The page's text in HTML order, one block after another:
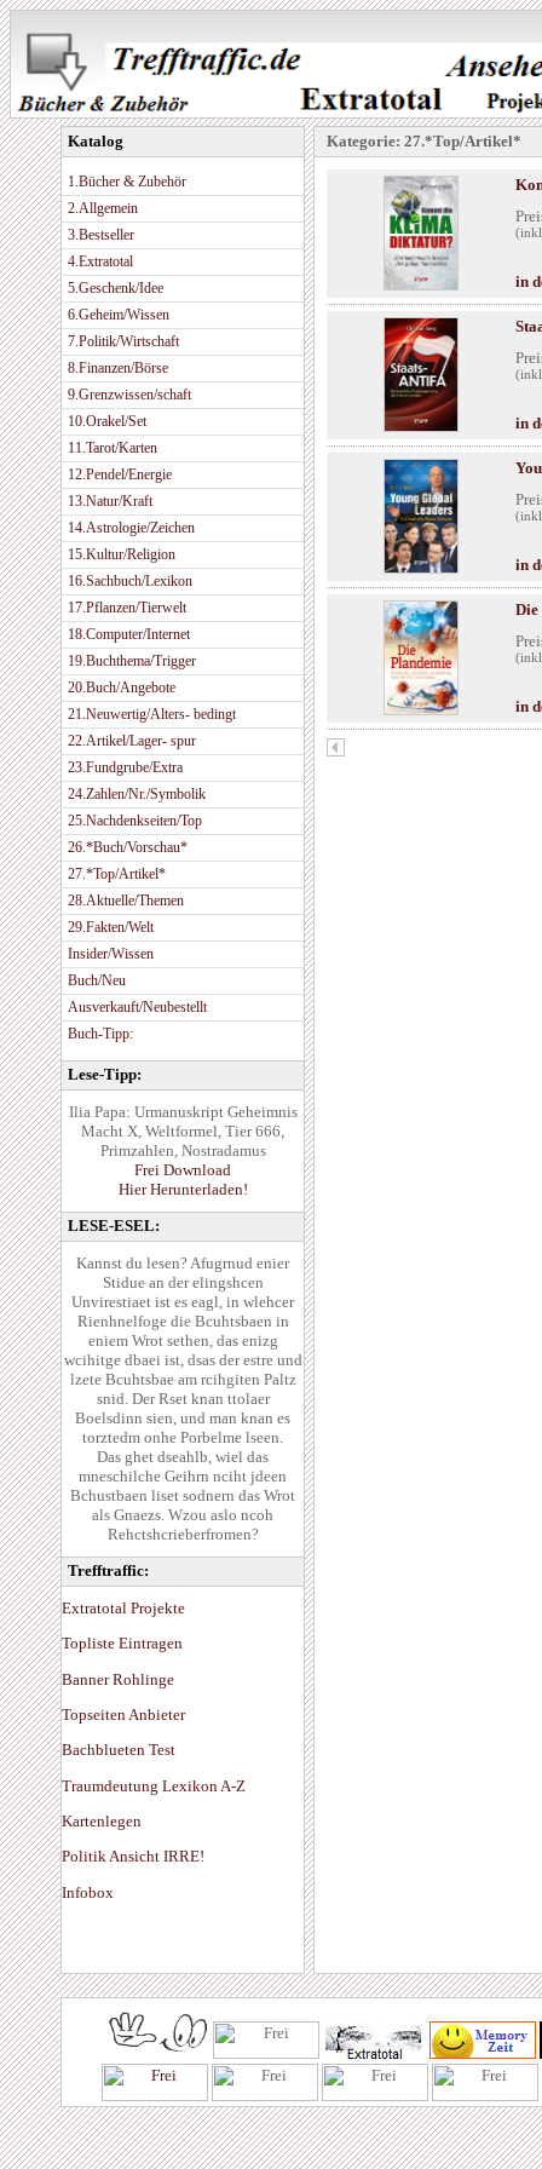
Katalog
1.Bücher & Zubehör
2.Allgemein
3.Bestseller
4.Extratotal
5.Geschenk/Idee
6.Geheim/Wissen
7.Politik/Wirtschaft
8.Finanzen/Börse
9.Grenzwissen/schaft
10.Orakel/Set
11.Tarot/Karten
12.Pendel/Energie
13.Natur/Kraft
14.Astrologie/Zeichen
15.Kultur/Religion
16.Sachbuch/Lexikon
17.Pflanzen/Tierwelt
18.Computer/Internet
19.Buchthema/Trigger
20.Buch/Angebote
21.Neuwertig/Alters- bedingt
22.Artikel/Lager- spur
23.Fundgrube/Extra
24.Zahlen/Nr./Symbolik
25.Nachdenkseiten/Top
26.*Buch/Vorschau*
27.*Top/Artikel*
28.Aktuelle/Themen
29.Fakten/Welt
Insider/Wissen
Buch/Neu
Ausverkauft/Neubestellt
Buch-Tipp:
Lese-Tipp:
Ilia Papa: Urmanuskript Geheimnis
Macht X, Weltformel, Tier 666,
Primzahlen, Nostradamus
Frei Download
Hier Herunterladen!
LESE-ESEL:
Kannst du lesen? Afugrnud enier
Stidue an der elingshcen
Unvirestiaet ist es eagl, in wlehcer
Rienhnelfoge die Bcuhtsbaen in
eniem Wrot sethen, das enizg
wcihitge dbaei ist, dsas der estre und
lzete Bcuhtsbae am rcihgiten Paltz
snid. Der Rset knan ttolaer
Boelsdinn sien, und man knan es
torztedm onhe Porbelme lseen.
Das ghet dseahlb, wiel das
mneschilche Geihrn nciht jdeen
Bchustbaen liset sodnern das Wrot
als Gnaezs. Wzou aslo ncoh
Rehctshcrieberfromen?
Trefftraffic:
Extratotal Projekte
Topliste Eintragen
Banner Rohlinge
Topseiten Anbieter
Bachblueten Test
Traumdeutung Lexikon A-Z
Kartenlegen
Politik Ansicht IRRE!
Infobox
Kategorie: 27.*Top/Artikel*
in
in
in
Die
in